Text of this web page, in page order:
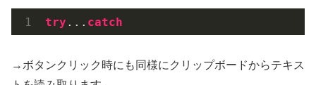
try ... catch
→ボタンクリック時にも同様にクリップボードからテキス